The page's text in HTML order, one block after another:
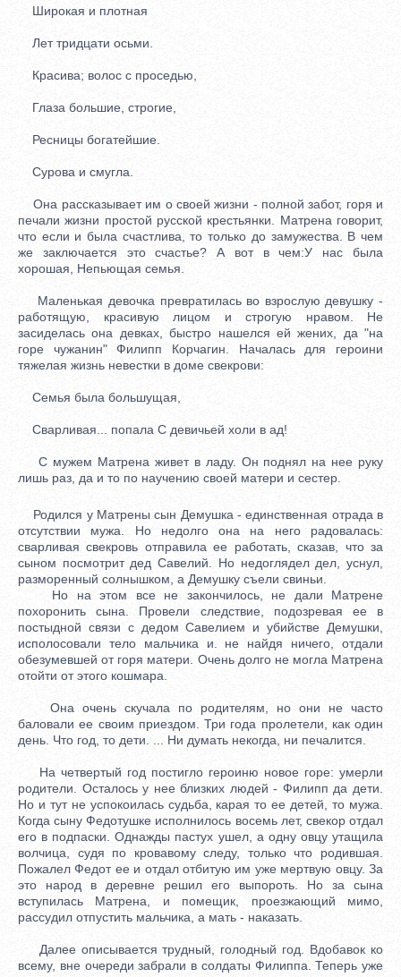
Широкая и плотная
Лет тридцати осьми.
Красива; волос с проседью,
Глаза большие, строгие,
Ресницы богатейшие.
Сурова и смугла.
Она рассказывает им о своей жизни - полной забот, горя и
печали жизни простой русской крестьянки. Матрена говорит,
что если и была счастлива, то только до замужества. В чем
же заключается это счастье? А вот в чем:У нас была
хорошая, Непьющая семья.
Маленькая девочка превратилась во взрослую девушку -
работящую, красивую лицом и строгую нравом. Не
засиделась она девках, быстро нашелся ей жених, да "на
горе чужанин" Филипп Корчагин. Началась для героини
тяжелая жизнь невестки в доме свекрови:
Семья была большущая,
Сварливая... попала С девичьей холи в ад!
С мужем Матрена живет в ладу. Он поднял на нее руку
лишь раз, да и то по научению своей матери и сестер.
Родился у Матрены сын Демушка - единственная отрада в
отсутствии мужа. Но недолго она на него радовалась:
сварливая свекровь отправила ее работать, сказав, что за
сыном посмотрит дед Савелий. Но недоглядел дел, уснул,
разморенный солнышком, а Демушку съели свиньи.
Но на этом все не закончилось, не дали Матрене
похоронить сына. Провели следствие, подозревая ее в
постыдной связи с дедом Савелием и убийстве Демушки,
исполосовали тело мальчика и. не найдя ничего, отдали
обезумевшей от горя матери. Очень долго не могла Матрена
отойти от этого кошмара.
Она очень скучала по родителям, но они не часто
баловали ее своим приездом. Три года пролетели, как один
день. Что год, то дети. ... Ни думать некогда, ни печалится.
На четвертый год постигло героиню новое горе: умерли
родители. Осталось у нее близких людей - Филипп да дети.
Но и тут не успокоилась судьба, карая то ее детей, то мужа.
Когда сыну Федотушке исполнилось восемь лет, свекор отдал
его в подпаски. Однажды пастух ушел, а одну овцу утащила
волчица, судя по кровавому следу, только что родившая.
Пожалел Федот ее и отдал отбитую им уже мертвую овцу. За
это народ в деревне решил его выпороть. Но за сына
вступилась Матрена, и помещик, проезжающий мимо,
рассудил отпустить мальчика, а мать - наказать.
Далее описывается трудный, голодный год. Вдобавок ко
всему, вне очереди забрали в солдаты Филиппа. Теперь уже